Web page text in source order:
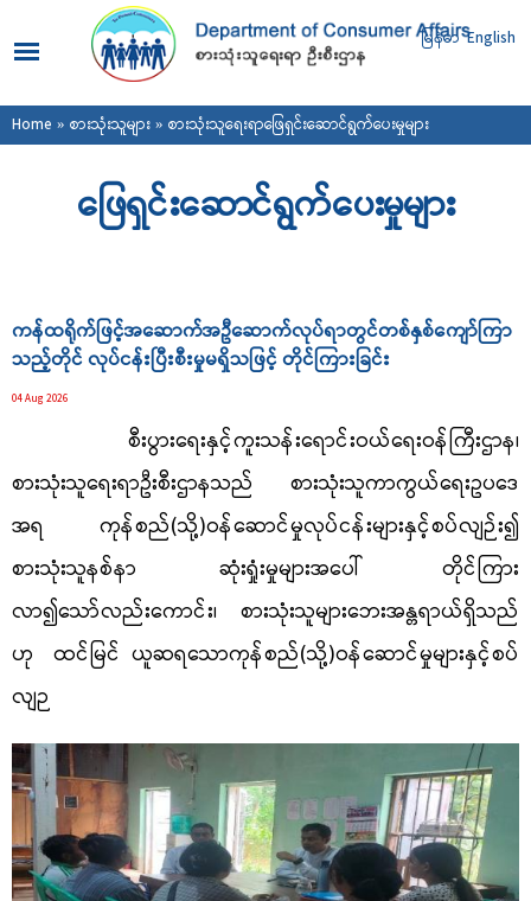
main
content
မြန်မာ English
You are here
Home » စားသုံးသူများ» စားသုံးသူရေးရာဖြေရှင်းဆောင်ရွက်ပေးမှုများ
ဖြေရှင်းဆောင်ရွက်ပေးမှုများ
ကန်ထရိုက်ဖြင့်အဆောက်အဦဆောက်လုပ်ရာတွင်တစ်နှစ်ကျော်ကြာ
သည့်တိုင် လုပ်ငန်းပြီးစီးမှုမရှိသဖြင့် တိုင်ကြားခြင်း
04 Aug 2026
စီးပွားရေးနှင့်ကူးသန်းရောင်းဝယ်ရေးဝန်ကြီးဌာန၊
စားသုံးသူရေးရာဦးစီးဌာနသည် စားသုံးသူကာကွယ်ရေးဥပဒေ
အရ ကုန်စည်(သို့)ဝန်ဆောင်မှုလုပ်ငန်းများနှင့်စပ်လျဉ်း၍
စားသုံးသူနစ်နာ ဆုံးရှုံးမှုများအပေါ် တိုင်ကြား
လာ၍သော်လည်းကောင်း၊ စားသုံးသူများဘေးအန္တရာယ်ရှိသည်
ဟု ထင်မြင် ယူဆရသောကုန်စည်(သို့)ဝန်ဆောင်မှုများနှင့်စပ်
လျဉ
Pages